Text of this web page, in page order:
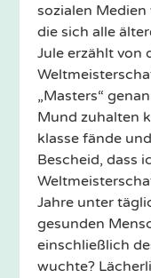
sozialen
die sich alle
Jule erzählt von
„Masters“
Mund zuhalten
klasse fände
Bescheid, dass
Jahre unter
gesunden
einschließlich
wuchte?